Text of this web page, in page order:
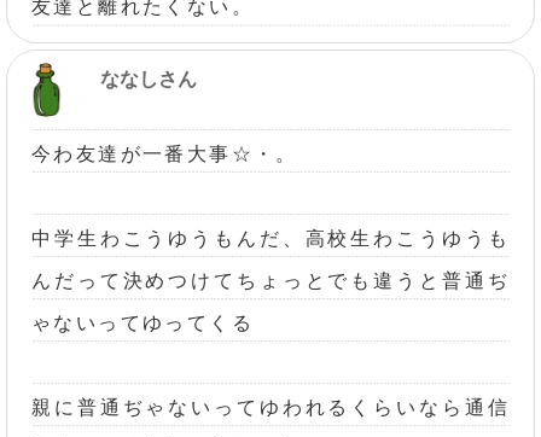
友達と離れたくない。
ななしさん
今わ友達が一番大事☆・。
中学生わこうゆうもんだ、高校生わこうゆうも
んだって決めつけてちょっとでも違うと普通ぢ
ゃないってゆってくる
親に普通ぢゃないってゆわれるくらいなら通信